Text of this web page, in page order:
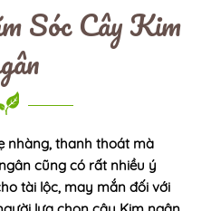
Sóc Cây Kim
nhàng, thanh thoát mà
cũng có rất nhiều ý
tài lộc, may mắn đối với